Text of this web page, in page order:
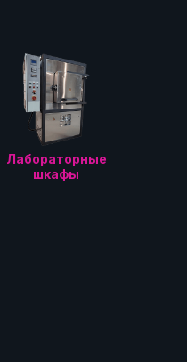
Лабораторные
шкафы